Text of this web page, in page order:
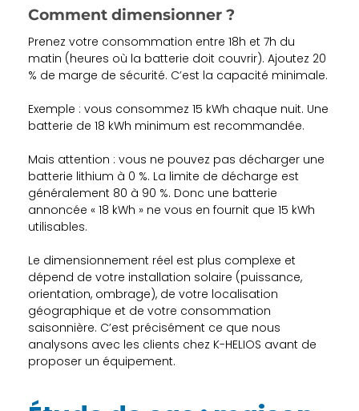
Comment dimensionner ?
Prenez votre consommation entre 18h et 7h du
matin (heures où la batterie doit couvrir). Ajoutez 20
% de marge de sécurité. C’est la capacité minimale.
Exemple : vous consommez 15 kWh chaque nuit. Une
batterie de 18 kWh minimum est recommandée.
Mais attention : vous ne pouvez pas décharger une
batterie lithium à 0 %. La limite de décharge est
généralement 80 à 90 %. Donc une batterie
annoncée « 18 kWh » ne vous en fournit que 15 kWh
utilisables.
Le dimensionnement réel est plus complexe et
dépend de votre installation solaire (puissance,
orientation, ombrage), de votre localisation
géographique et de votre consommation
saisonnière. C’est précisément ce que nous
analysons avec les clients chez K-HELIOS avant de
proposer un équipement.